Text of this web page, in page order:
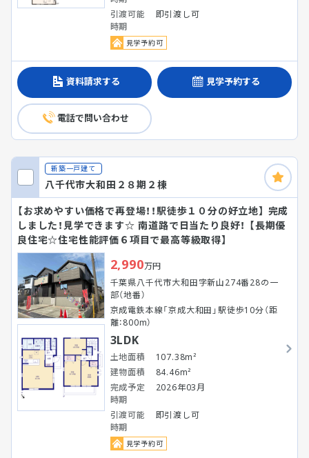
引渡可能
時期
即引渡し可
見学予約可
資料請求する 見学予約する
電話で問い合わせ
新築一戸建て
八千代市大和田２８期２棟
【お求めやすい価格で再登場！！駅徒歩１０分の好立地】 完成
しました！見学できます☆ 南道路で日当たり良好！ 【長期優
良住宅☆住宅性能評価６項目で最高等級取得】
2,990万円
千葉県八千代市大和田字新山274番28の一
部（地番）
京成電鉄本線「京成大和田」駅徒歩10分（距
離：800m）
3LDK
土地面積
107.38m²
建物面積
84.46m²
完成予定
時期
2026年03月
引渡可能
時期
即引渡し可
見学予約可